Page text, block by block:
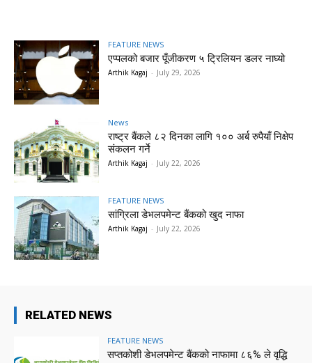
FEATURE NEWS
एप्पलको बजार पूँजीकरण ५ ट्रिलियन डलर नाघ्यो
Arthik Kagaj - July 29, 2026
News
राष्ट्र बैंकले ८२ दिनका लागि १०० अर्ब रुपैयाँ निक्षेप
संकलन गर्ने
Arthik Kagaj - July 22, 2026
FEATURE NEWS
सांग्रिला डेभलपमेन्ट बैंकको खुद नाफा
Arthik Kagaj - July 22, 2026
RELATED NEWS
FEATURE NEWS
सप्तकोशी डेभलपमेन्ट बैंकको नाफामा ८६% ले वृद्धि